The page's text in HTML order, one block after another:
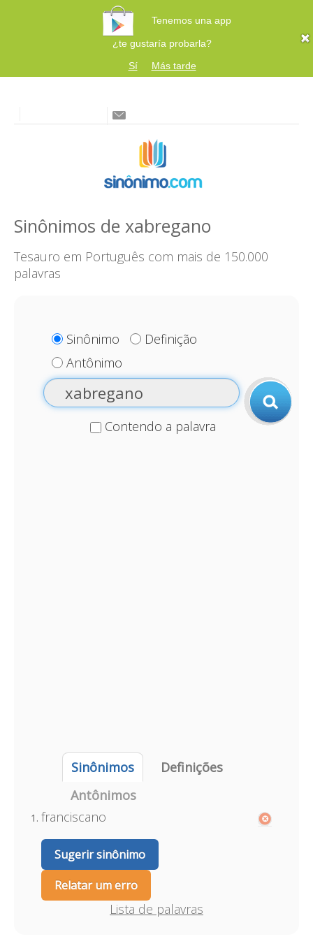
Tenemos una app
¿te gustaría probarla?
Sí
Más tarde
Sinônimos de xabregano
Tesauro em Português com mais de 150.000
palavras
Sinônimo
Definição
Antônimo
Contendo a palavra
Sinônimos
Definições
Antônimos
franciscano
Sugerir sinônimo
Relatar um erro
Lista de palavras